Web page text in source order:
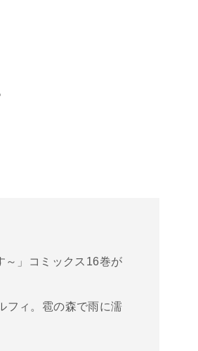
～」コミックス16巻が
フィ。雹の森で雨に濡